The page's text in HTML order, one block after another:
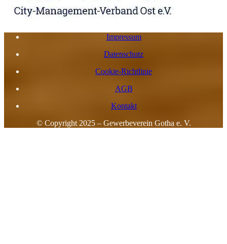
Impressum
Datenschutz
Cookie-Richtlinie
AGB
Kontakt
© Copyright 2025 – Gewerbeverein Gotha e. V.